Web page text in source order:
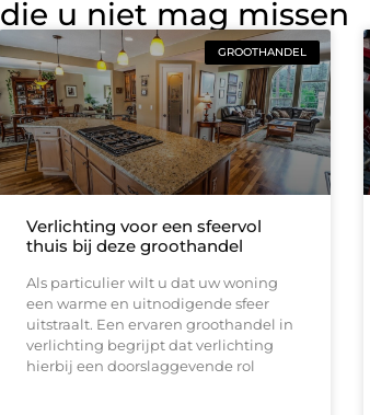
die u niet mag missen
GROOTHANDEL
Verlichting voor een sfeervol
thuis bij deze groothandel
Als particulier wilt u dat uw woning
een warme en uitnodigende sfeer
uitstraalt. Een ervaren groothandel in
verlichting begrijpt dat verlichting
hierbij een doorslaggevende rol